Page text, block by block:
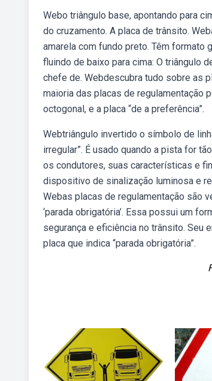
Webo triângulo base, apontando para
do cruzamento. A placa de trânsito.
amarela com fundo preto. Têm formato
fluindo de baixo para cima: O triângulo
chefe de. Webdescubra tudo sobre as
maioria das placas de regulamentação
octogonal, e a placa “de a preferência”.
Webtriângulo invertido o símbolo de
irregular”. É usado quando a pista for
os condutores, suas características e
dispositivo de sinalização luminosa e
Webas placas de regulamentação são
‘parada obrigatória’. Essa possui um
segurança e eficiência no trânsito. Seu
placa que indica “parada obrigatória”.